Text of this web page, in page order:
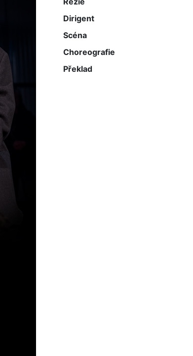
Dirigent
Scéna
Choreografie
Překlad